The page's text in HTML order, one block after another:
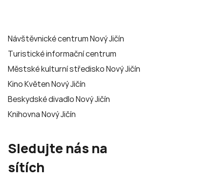
Návštěvnické centrum Nový Jičín
Turistické informační centrum
Městské kulturní středisko Nový Jičín
Kino Květen Nový Jičín
Beskydské divadlo Nový Jičín
Knihovna Nový Jičín
Sledujte nás na
sítích